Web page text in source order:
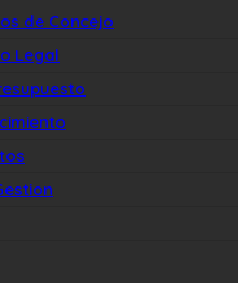
de Concejo
Legal